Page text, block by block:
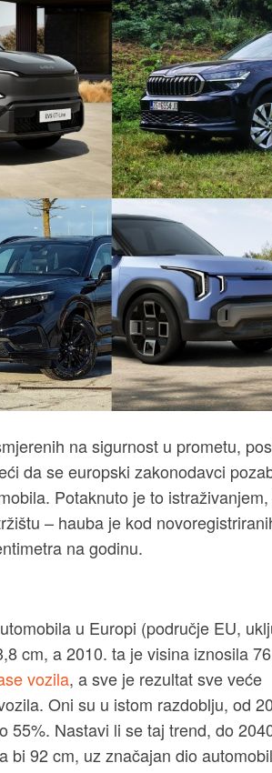
na sigurnost u prometu,
da se europski zakonodavci
Potaknuto je to
– hauba je kod
na godinu.
u Europi (područje EU,
cm, a 2010. ta je visina iznosila
vozila, a sve je rezultat sve veće
Oni su u istom razdoblju, od
55%. Nastavi li se taj trend, do
bi 92 cm, uz značajan dio